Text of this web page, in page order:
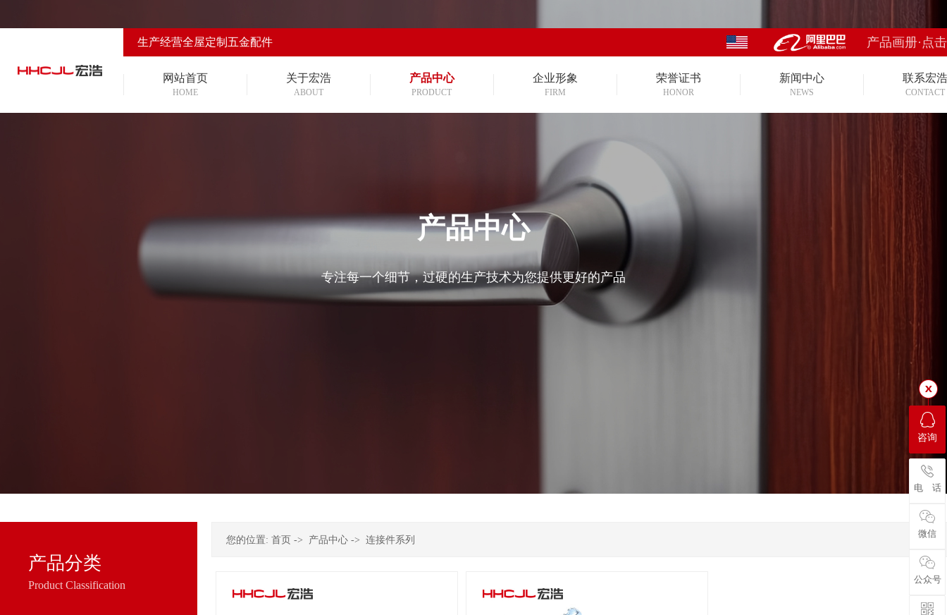
生产经营全屋定制五金配件 产品画册·点
网站首页
HOME
关于宏浩
ABOUT
产品中心
PRODUCT
企业形象
FIRM
荣誉证书
HONOR
新闻中心
NEWS
联系宏浩
CONTACT
产品中心
专注每一个细节，过硬的生产技术为您提供更好的产品
产品分类
Product Classification
您的位置: 首页 -> 产品中心 -> 连接件系列
咨询
电 话
微信
公众号